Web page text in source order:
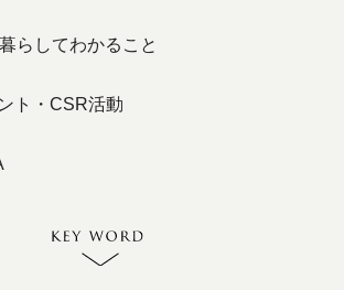
らしてわかること
ト・CSR活動